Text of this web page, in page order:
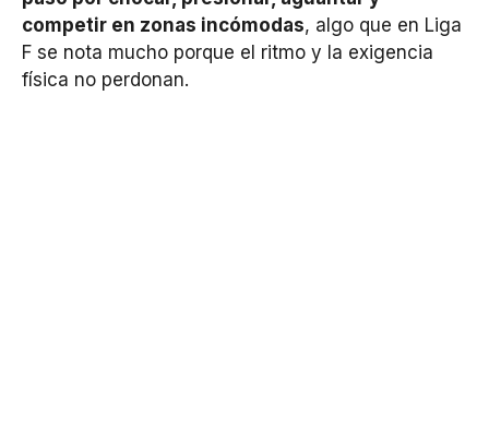
competir en zonas incómodas, algo que en Liga
F se nota mucho porque el ritmo y la exigencia
física no perdonan.